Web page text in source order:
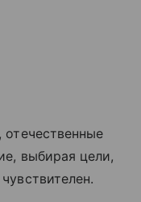
выбирая цели,